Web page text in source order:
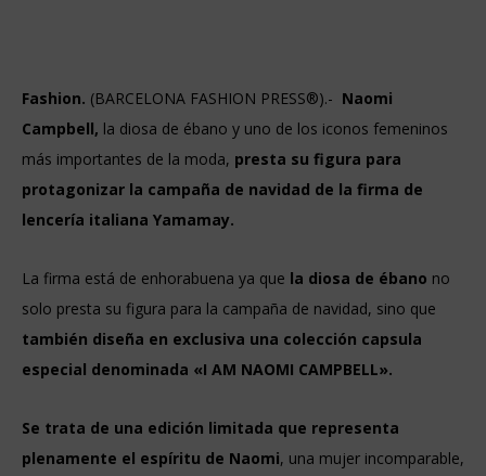
Fashion. (BARCELONA FASHION PRESS®).- Naomi
Campbell, la diosa de ébano y uno de los iconos femeninos
más importantes de la moda, presta su figura para
protagonizar la campaña de navidad de la firma de
lencería italiana Yamamay.
La firma está de enhorabuena ya que la diosa de ébano no
solo presta su figura para la campaña de navidad, sino que
también diseña en exclusiva una colección capsula
especial denominada «I AM NAOMI CAMPBELL».
Se trata de una edición limitada que representa
plenamente el espíritu de Naomi, una mujer incomparable,